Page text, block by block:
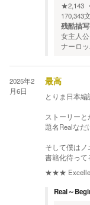
★2,143
170,343
残酷描
女主人公
ナーロ
2025年2
月6日
最高
とりま日本
ストーリー
題名Realな
そして僕は
書籍化待って
★★★
Real～